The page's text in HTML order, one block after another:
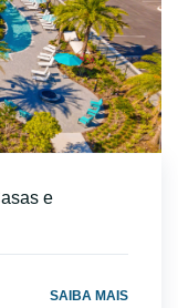
em Miami são
para oferecer o
e conforto.Com
de lazer
amplos,essas
imobiliário.Viver em
e
SAIBA MAIS